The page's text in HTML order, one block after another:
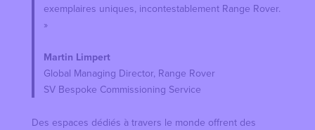
exemplaires uniques, incontestablement Range Rover.
»
Martin Limpert
Global Managing Director, Range Rover
SV Bespoke Commissioning Service
Des espaces dédiés à travers le monde offrent des